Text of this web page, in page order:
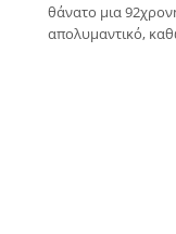
θάνατο μια
απολυμαντικό,